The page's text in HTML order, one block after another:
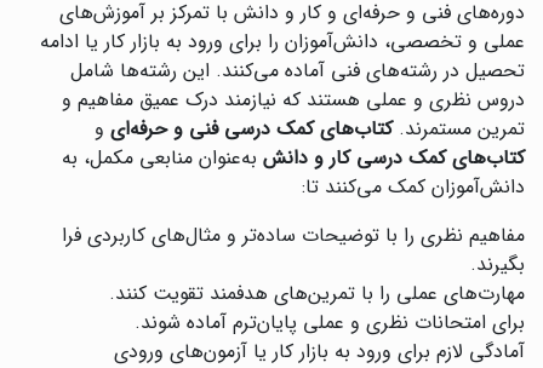
دوره‌های فنی و حرفه‌ای و کار و دانش با تمرکز بر آموزش‌های
عملی و تخصصی، دانش‌آموزان را برای ورود به بازار کار یا ادامه
تحصیل در رشته‌های فنی آماده می‌کنند. این رشته‌ها شامل
دروس نظری و عملی هستند که نیازمند درک عمیق مفاهیم و
تمرین مستمرند.کتاب‌های کمک درسی فنی و حرفه‌ای و
کتاب‌های کمک درسی کار و دانش به‌عنوان منابعی مکمل، به
دانش‌آموزان کمک می‌کنند تا:
مفاهیم نظری را با توضیحات ساده‌تر و مثال‌های کاربردی فرا
بگیرند.
مهارت‌های عملی را با تمرین‌های هدفمند تقویت کنند.
برای امتحانات نظری و عملی پایان‌ترم آماده شوند.
آمادگی لازم برای ورود به بازار کار یا آزمون‌های ورودی